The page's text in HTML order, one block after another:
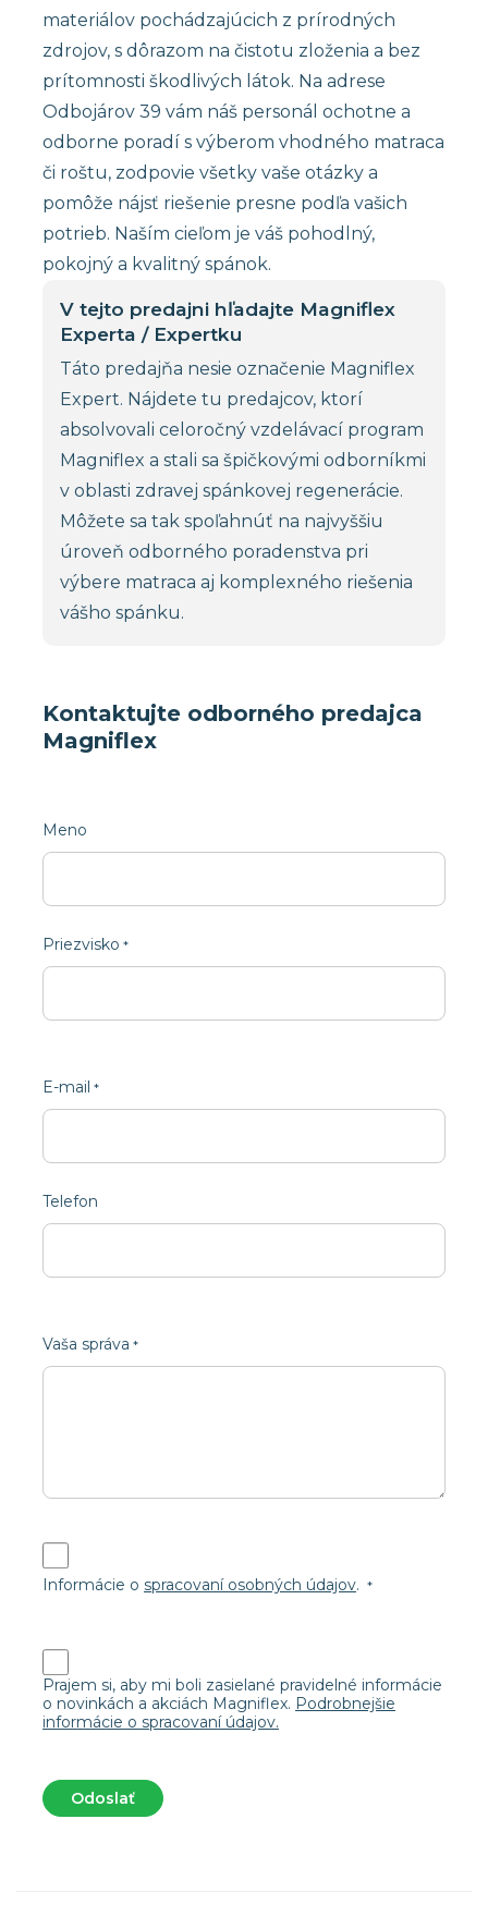
materiálov pochádzajúcich z prírodných
zdrojov, s dôrazom na čistotu zloženia a bez
prítomnosti škodlivých látok. Na adrese
Odbojárov 39 vám náš personál ochotne a
odborne poradí s výberom vhodného matraca
či roštu, zodpovie všetky vaše otázky a
pomôže nájsť riešenie presne podľa vašich
potrieb. Naším cieľom je váš pohodlný,
pokojný a kvalitný spánok.
V tejto predajni hľadajte Magniflex
Experta / Expertku
Táto predajňa nesie označenie Magniflex
Expert. Nájdete tu predajcov, ktorí
absolvovali celoročný vzdelávací program
Magniflex a stali sa špičkovými odborníkmi
v oblasti zdravej spánkovej regenerácie.
Môžete sa tak spoľahnúť na najvyššiu
úroveň odborného poradenstva pri
výbere matraca aj komplexného riešenia
vášho spánku.
Kontaktujte odborného predajca
Magniflex
Meno
Priezvisko
E-mail
Telefon
Vaša správa
Informácie o spracovaní osobných údajov.
Prajem si, aby mi boli zasielané pravidelné informácie
o novinkách a akciách Magniflex. Podrobnejšie
informácie o spracovaní údajov.
Odoslať